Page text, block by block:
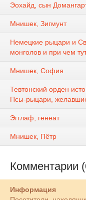
Эохайд, сын
Мнишек, Зигмунт
Немецкие рыцари и
монголов и при чем
Мнишек, София
Тевтонский орден
Псы-рыцари,
Эгглаф, генеат
Мнишек, Пётр
Комментарии
Информация